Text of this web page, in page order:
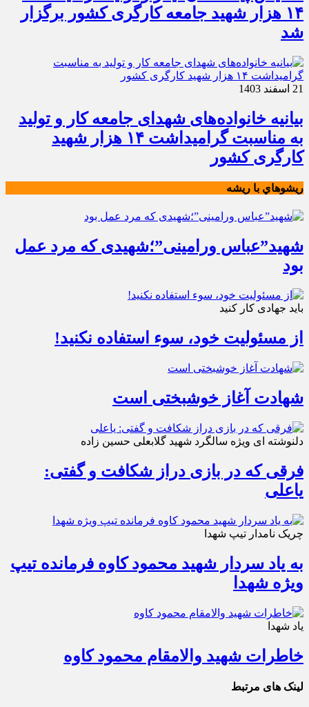
۱۴ هزار شهید جامعه کارگری کشور برگزار
شد
21 اسفند 1403
بیانیه خانواده‌های شهدای جامعه کار و تولید
به مناسبت گرامیداشت ۱۴ هزار شهید
کارگری کشور
ريشوهاي با ريشه
شهید”عباس ورامینی”؛شهیدی که مرد عمل
بود
باید جهادی کار کنید
از مسئولیت خود، سوء استفاده نکنید!
شهادت آغاز خوشبختی است
دلنوشته ای ویژه سالگرد شهید گلابعلی حسین زاده
فرقی که در بازی دراز شکافت و گفتی:
یاعلی
چریک نامدار تیپ شهدا
به یاد سردار شهید محمود کاوه فرمانده تیپ
ویژه شهدا
یاد شهدا
خاطرات شهید والامقام محمود کاوه‌
لینک های مرتبط